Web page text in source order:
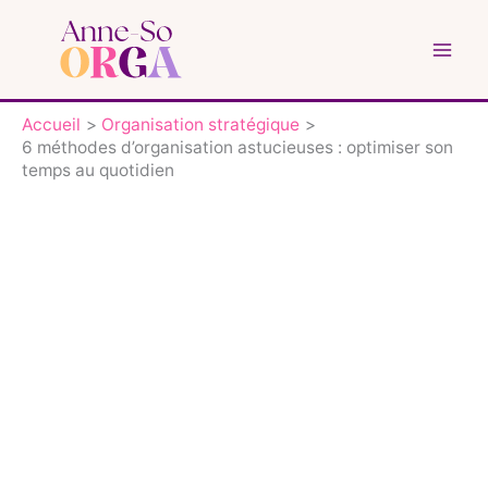
contenu
Accueil
Organisation stratégique
6 méthodes d’organisation astucieuses : optimiser son
temps au quotidien